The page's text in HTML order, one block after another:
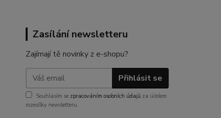
Zasílání newsletteru
Zajímají tě novinky z e-shopu?
Přihlásit se
Souhlasím se zpracováním osobních údajů za účelem
rozesílky newsletteru.